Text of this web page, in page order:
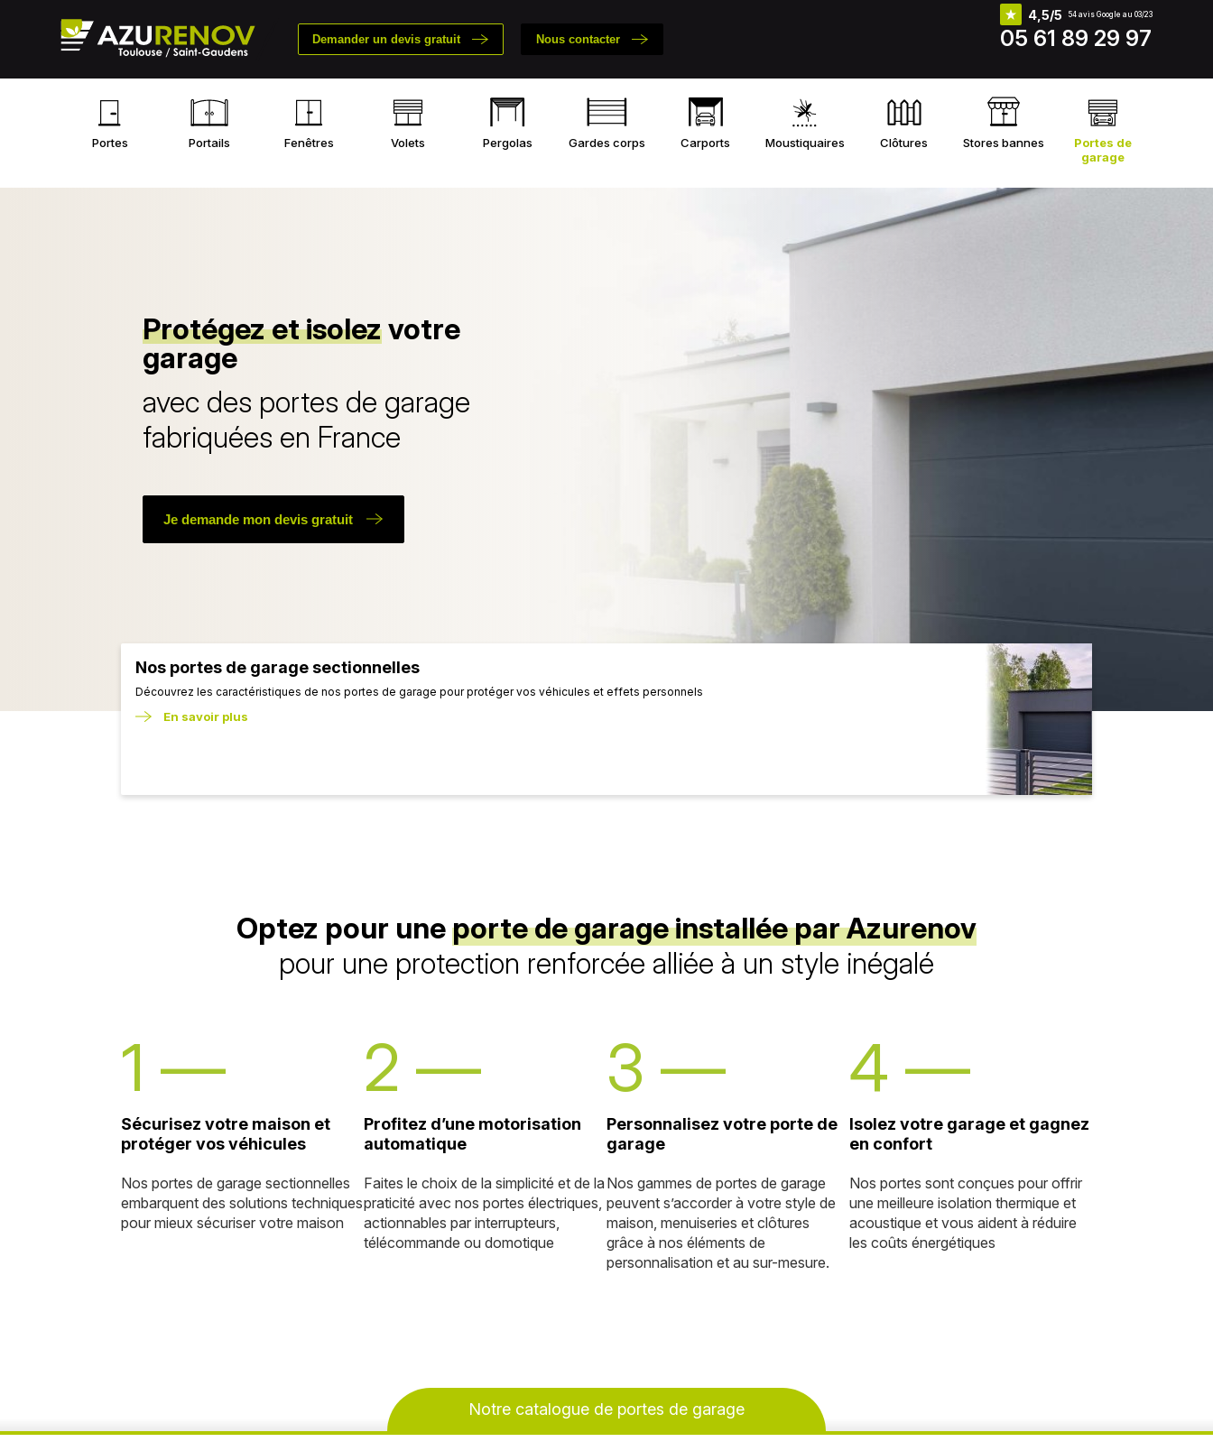
Demander un devis gratuit Nous contacter
4,5/5 54 avis Google au 03/23
05 61 89 29 97
Portes Portails Fenêtres Volets Pergolas Gardes corps Carports Moustiquaires Clôtures Stores bannes
Portes de
garage
Protégez et isolezvotre
garage
avec des portes de garage
fabriquées en France
Je demande mon devis gratuit
Nos portes de garage sectionnelles
Découvrez les caractéristiques de nos portes de garage pour protéger vos véhicules et effets personnels
En savoir plus
Optez pour uneporte de garage installée par Azurenov
pour une protection renforcée alliée à un style inégalé
Sécurisez votre maison et
protéger vos véhicules
Nos portes de garage sectionnelles
embarquent des solutions techniques
pour mieux sécuriser votre maison
Profitez d’une motorisation
automatique
Faites le choix de la simplicité et de la
praticité avec nos portes électriques,
actionnables par interrupteurs,
télécommande ou domotique
Personnalisez votre porte de
garage
Nos gammes de portes de garage
peuvent s’accorder à votre style de
maison, menuiseries et clôtures
grâce à nos éléments de
personnalisation et au sur-mesure.
Isolez votre garage et gagnez
en confort
Nos portes sont conçues pour offrir
une meilleure isolation thermique et
acoustique et vous aident à réduire
les coûts énergétiques
Notre catalogue de portes de garage